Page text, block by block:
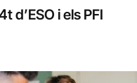
d’ESO i els PFI